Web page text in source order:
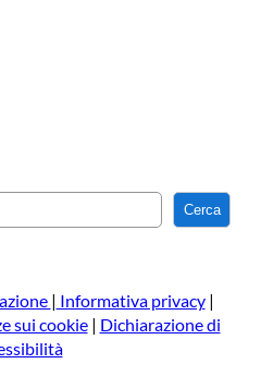
e
a
Cerca
| Informativa privacy|
sui cookie| Dichiarazione di